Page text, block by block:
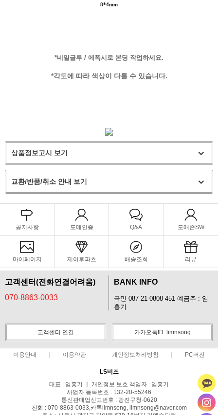
8*4mm
*네일글루 / 에폭시로 본딩 작업하세요.
*각도에 따라 색상이 다를 수 있습니다.
상품정보고시 보기
교환/반품/취소 안내 보기
공지사항 도매인증 Q&A 도매존SW
마이페이지 제이후파츠 배송조회 리뷰
고객센터(전화연결어려움)
070-8863-0033
BANK INFO
국민 087-21-0808-451 예금주 : 임
홍기
고객센터 연결 카카오톡ID: limnsong
이용안내 이용약관 개인정보처리방침 PC버전
LS비즈
대표 : 임홍기 ㅣ 개인정보 보호 책임자 : 임홍기
사업자 등록번호 : 132-20-55246
통신판매업신고번호 : 광진구청-0620
전화 : 070-8863-0033,카톡limnsong, limnsong@naver.com